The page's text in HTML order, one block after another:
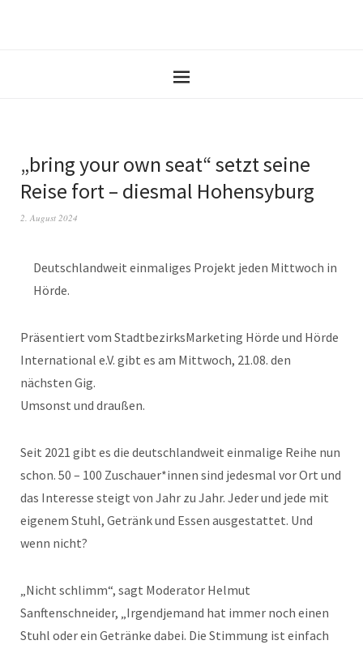
„bring your own seat“ setzt seine
Reise fort – diesmal Hohensyburg
2. August 2024
Deutschlandweit einmaliges Projekt jeden Mittwoch in
Hörde.
Präsentiert vom StadtbezirksMarketing Hörde und Hörde
International e.V. gibt es am Mittwoch, 21.08. den
nächsten Gig.
Umsonst und draußen.
Seit 2021 gibt es die deutschlandweit einmalige Reihe nun
schon. 50 – 100 Zuschauer*innen sind jedesmal vor Ort und
das Interesse steigt von Jahr zu Jahr. Jeder und jede mit
eigenem Stuhl, Getränk und Essen ausgestattet. Und
wenn nicht?
„Nicht schlimm“, sagt Moderator Helmut
Sanftenschneider, „Irgendjemand hat immer noch einen
Stuhl oder ein Getränke dabei. Die Stimmung ist einfach